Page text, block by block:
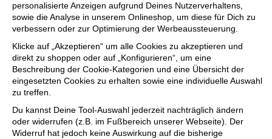
personalisierte Anzeigen aufgrund Deines Nutzerverhaltens,
sowie die Analyse in unserem Onlineshop, um diese für Dich zu
verbessern oder zur Optimierung der Werbeaussteuerung.
Klicke auf „Akzeptieren“ um alle Cookies zu akzeptieren und
direkt zu shoppen oder auf „Konfigurieren“, um eine
Beschreibung der Cookie-Kategorien und eine Übersicht der
eingesetzten Cookies zu erhalten sowie eine individuelle Auswahl
zu treffen.
Du kannst Deine Tool-Auswahl jederzeit nachträglich ändern
oder widerrufen (z.B. im Fußbereich unserer Webseite). Der
Widerruf hat jedoch keine Auswirkung auf die bisherige